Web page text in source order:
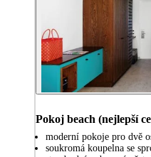
Pokoj beach (nejlepší
moderní pokoje pro dvě
soukromá koupelna se